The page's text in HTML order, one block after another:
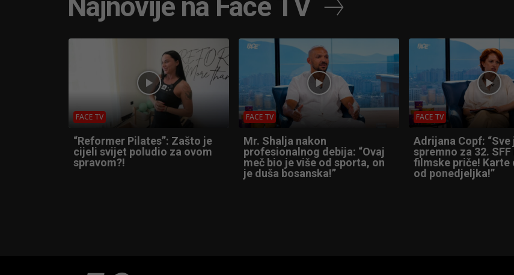
Najnovije na Face TV
FACE TV
“Reformer Pilates”: Zašto je
cijeli svijet poludio za ovom
spravom?!
FACE TV
Mr. Shalja nakon
profesionalnog debija: “Ovaj
meč bio je više od sporta, on
je duša bosanska!”
FACE TV
Adrijana Copf: “Sve
spremno za 32. SFF
filmske priče! Karte
od ponedjeljka!”